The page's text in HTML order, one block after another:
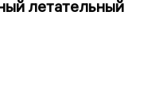
летательный